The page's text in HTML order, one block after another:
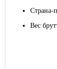
Страна-
Вес